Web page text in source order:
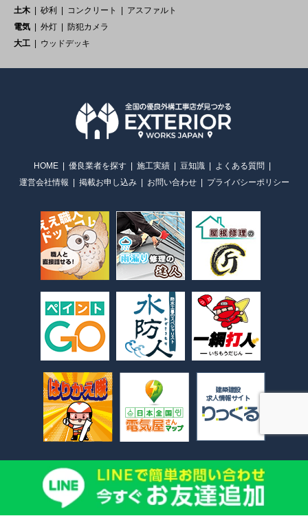
土木
砂利 コンクリート
アスファルト
電気
外灯
防犯カメラ
大工
ウッドデッキ
HOME 優良業者を探す 施工実績 豆知識
よくある質問
運営会社情報
掲載お申し込み お問い合わせ プライバシーポリシー
外構・エクステリア工事ならEXTERIOR WORKS JAPAN. All Rights Reserved.